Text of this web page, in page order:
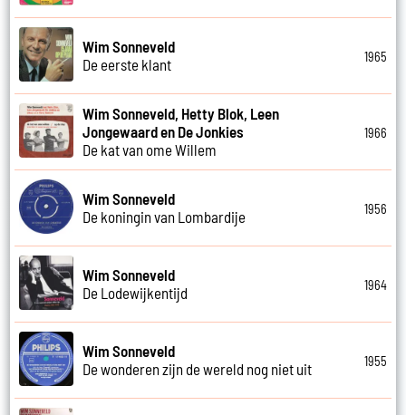
Wim Sonneveld
De eerste klant
1965
Wim Sonneveld, Hetty Blok, Leen
Jongewaard en De Jonkies
De kat van ome Willem
1966
Wim Sonneveld
De koningin van Lombardije
1956
Wim Sonneveld
De Lodewijkentijd
1964
Wim Sonneveld
De wonderen zijn de wereld nog niet uit
1955